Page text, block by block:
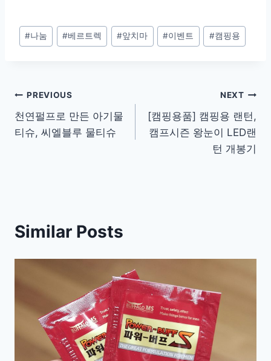
Post
Tags:
#나눔 #베르트렉 #앞치마 #이벤트 #캠핑용
Post
navigation
PREVIOUS
천연펄프로 만든 아기물
티슈, 씨엘블루 물티슈
NEXT
[캠핑용품] 캠핑용 랜턴,
캠프시즌 왕눈이 LED랜
턴 개봉기
Similar Posts